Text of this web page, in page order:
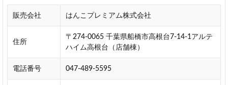
ミ
ム
の
価
販売会社 はんこプレミアム株式会社
住所
〒274-0065 千葉県船橋市高根台7-14-1アルテ
ハイム高根台（店舗棟）
電話番号 047-489-5595